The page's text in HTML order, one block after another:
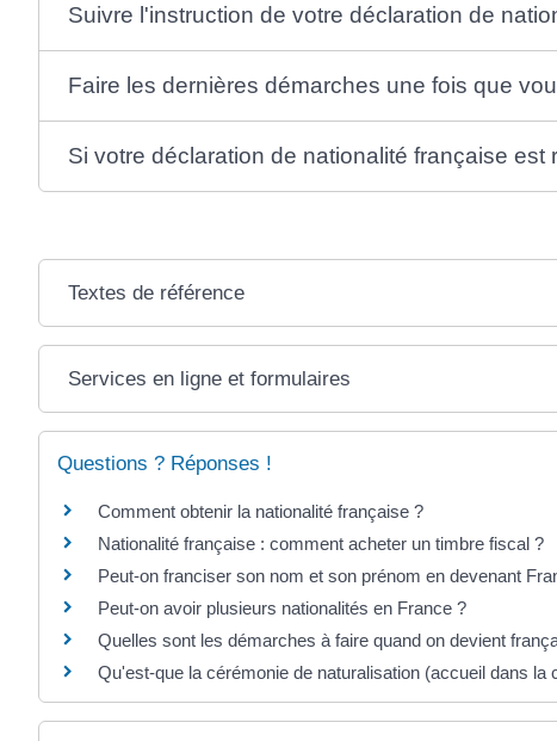
Suivre l'instruction de votre déclaration de
Faire les dernières démarches une fois que
Si votre déclaration de nationalité française
Textes de référence
Services en ligne et formulaires
Questions ? Réponses !
Comment obtenir la nationalité française ?
Nationalité française : comment acheter un timbre fiscal ?
Peut-on franciser son nom et son prénom en devenant
Peut-on avoir plusieurs nationalités en France ?
Quelles sont les démarches à faire quand on devient
Qu'est-que la cérémonie de naturalisation (accueil dans la